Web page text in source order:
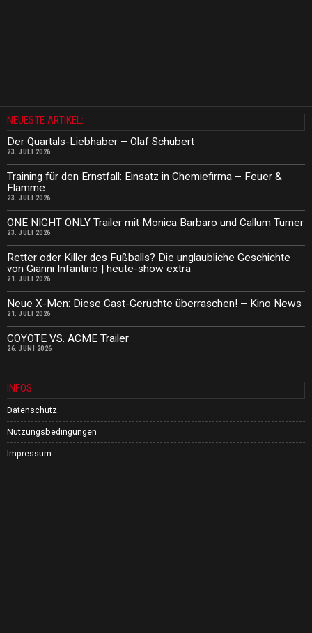
NEUESTE ARTIKEL:
Der Quartals-Liebhaber – Olaf Schubert
23. JULI 2026
Training für den Ernstfall: Einsatz in Chemiefirma – Feuer &
Flamme
23. JULI 2026
ONE NIGHT ONLY Trailer mit Monica Barbaro und Callum Turner
23. JULI 2026
Retter oder Killer des Fußballs? Die unglaubliche Geschichte
von Gianni Infantino | heute-show extra
21. JULI 2026
Neue X-Men: Diese Cast-Gerüchte überraschen! – Kino News
21. JULI 2026
COYOTE VS. ACME Trailer
26. JUNI 2026
INFOS
Datenschutz
Nutzungsbedingungen
Impressum